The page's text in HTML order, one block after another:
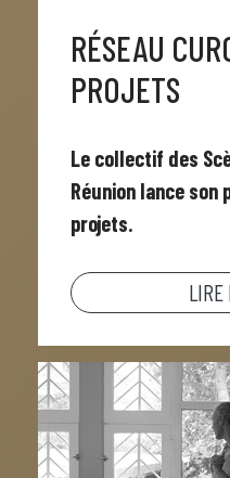
RÉSEAU
PROJETS
Le collectif des
Réunion lance son
projets.
LIRE